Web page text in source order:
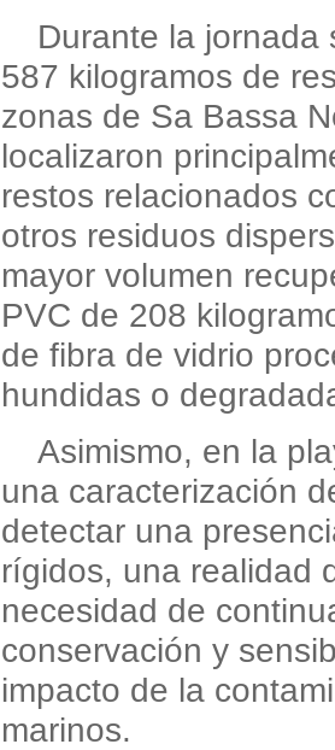
Durante la
587 kilogramos de
zonas de Sa Bassa
localizaron
restos relacionados
otros residuos
mayor volumen
PVC de 208
de fibra de vidrio
hundidas o
Asimismo, en la
una caracterización
detectar una
rígidos, una realidad
necesidad de
conservación y
impacto de la
marinos.